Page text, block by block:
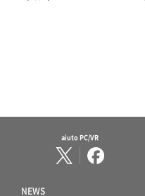
aiuto PC/VR
NEWS